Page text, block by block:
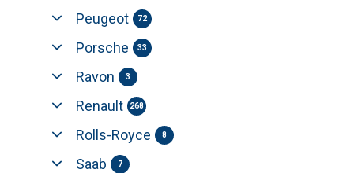
Peugeot 72
Porsche 33
Ravon 3
Renault 268
Rolls-Royce 8
Saab 7